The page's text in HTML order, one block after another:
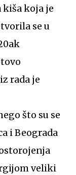
kiša koja je
se u
rada je
što su se
i Beograda
veliki